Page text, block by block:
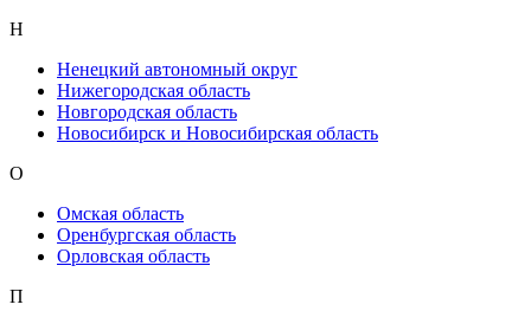
Н
Ненецкий автономный округ
Нижегородская область
Новгородская область
Новосибирск и Новосибирская область
О
Омская область
Оренбургская область
Орловская область
П